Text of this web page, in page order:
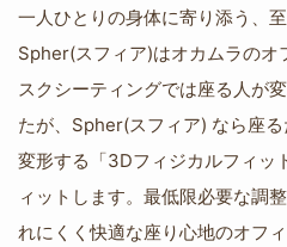
一人ひとりの身体に寄り添う、
Spher(スフィア)はオカムラのオ
スクシーティングでは座る人が
たが、Spher(スフィア) なら座
変形する「3Dフィジカルフィッ
ィットします。最低限必要な調
れにくく快適な座り心地のオフィ